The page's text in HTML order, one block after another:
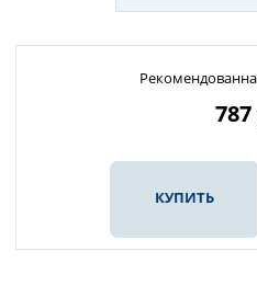
787
КУПИТЬ